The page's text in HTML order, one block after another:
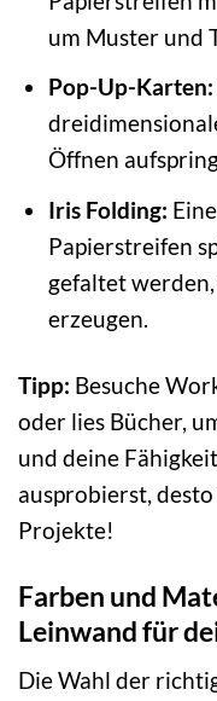
um Muster und
Pop-Up-Karten:
Öffnen
Iris Folding:
Papierstreifen
gefaltet
erzeugen.
Tipp: Besuche
oder lies Bücher,
und deine
ausprobierst,
Projekte!
Farben und
Leinwand für
Die Wahl der